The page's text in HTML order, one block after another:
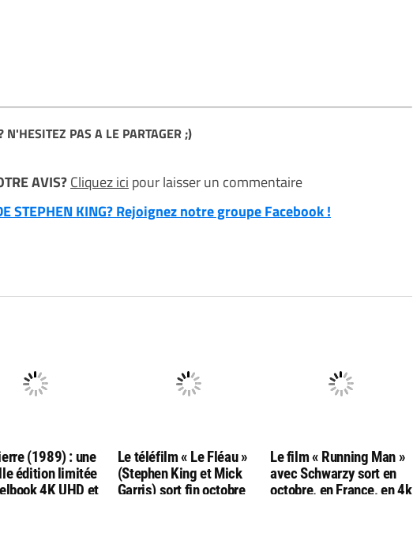
PAS A LE PARTAGER ;)
AVIS?Cliquez ici pour laisser un commentaire
STEPHEN KING? Rejoignez notre groupe Facebook !
(1989) : une
édition limitée
4K UHD et
Le téléfilm « Le Fléau »
(Stephen King et Mick
Garris) sort fin octobre
Le film « Running Man »
avec Schwarzy sort en
octobre, en France, en 4k